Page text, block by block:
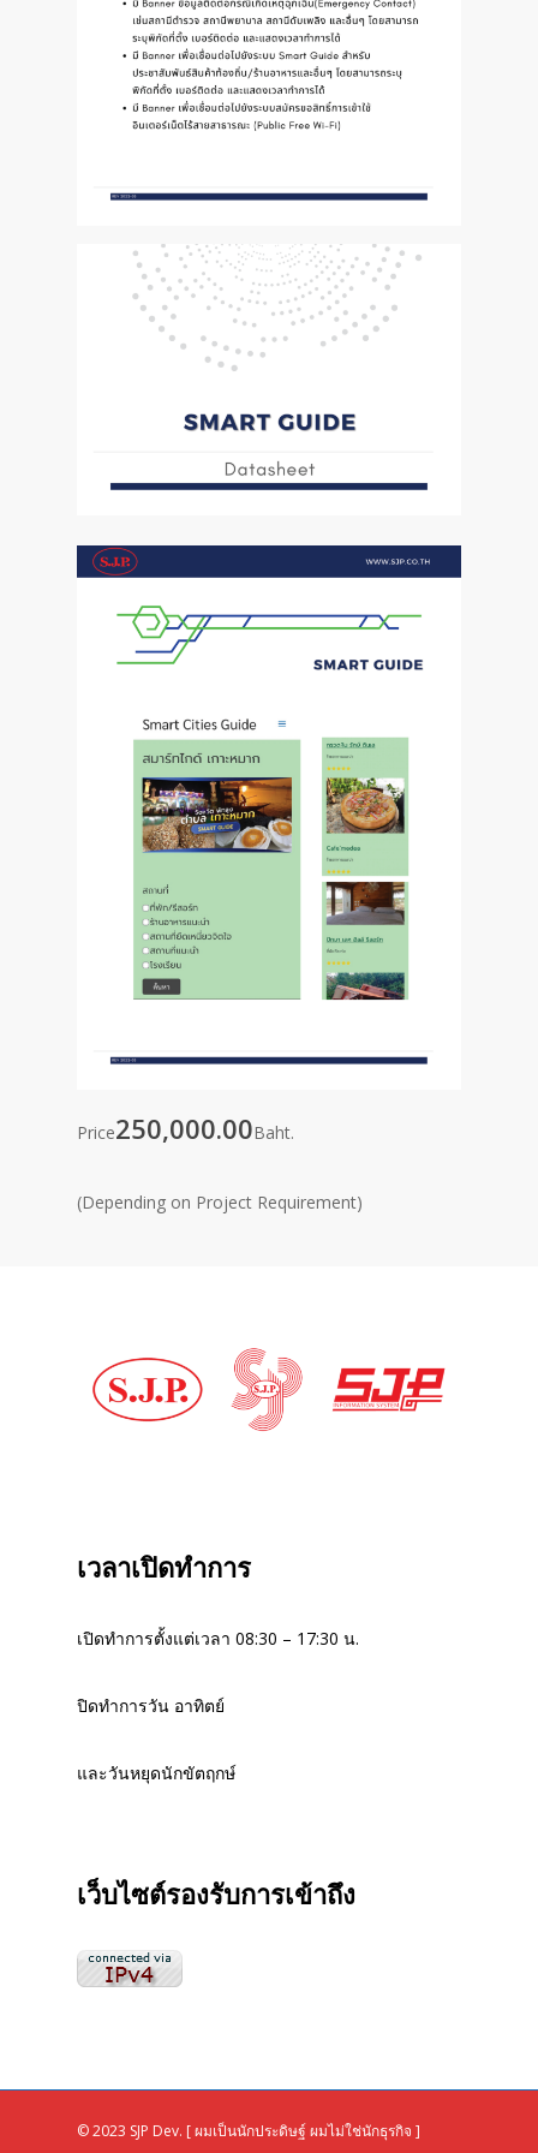
Price250,000.00Baht.
(Depending on Project Requirement)
เวลาเปิดทำการ
เปิดทำการตั้งแต่เวลา 08:30 – 17:30 น.
ปิดทำการวัน อาทิตย์
และวันหยุดนักขัตฤกษ์
เว็บไซต์รองรับการเข้าถึง
© 2023 SJP Dev. [ ผมเป็นนักประดิษฐ์ ผมไม่ใช่นักธุรกิจ ]